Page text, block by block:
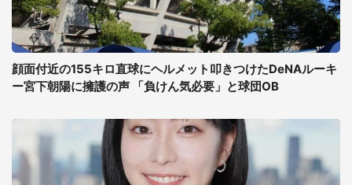
顔面付近の155キロ直球にヘルメット叩きつけたDeNAルーキ
ー宮下朝陽に擁護の声 「負けん気必要」と球団OB